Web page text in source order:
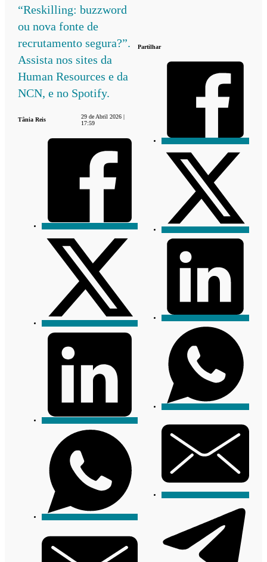
“Reskilling: buzzword
ou nova fonte de
recrutamento segura?”.
Assista nos sites da
Human Resources e da
NCN, e no Spotify.
Tânia Reis
29 de Abril 2026 |
17:59
Partilhar